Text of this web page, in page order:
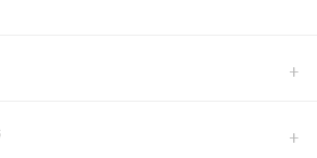
Größen Option ist verfügbar.
Basic für die Garderobe von Frauen entworfen, die
sind die elastischen Ärmelbündchen, die sowohl